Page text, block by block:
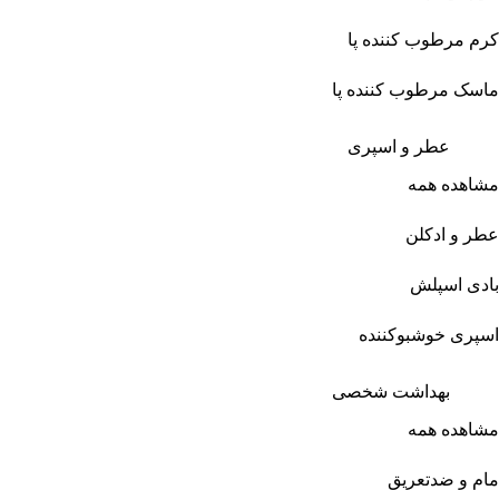
کرم مرطوب کننده پا
ماسک مرطوب کننده پا
عطر و اسپری
مشاهده همه
عطر و ادکلن
بادی اسپلش
اسپری خوشبوکننده
بهداشت شخصی
مشاهده همه
مام و ضدتعریق